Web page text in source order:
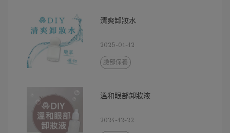
清爽卸妝水
2025-01-12
臉部保養
溫和眼部卸妝液
2024-12-22